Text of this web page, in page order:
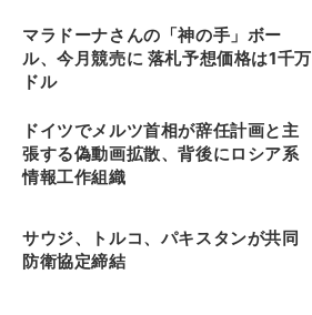
マラドーナさんの「神の手」ボー
ル、今月競売に 落札予想価格は1千万
ドル
ドイツでメルツ首相が辞任計画と主
張する偽動画拡散、背後にロシア系
情報工作組織
サウジ、トルコ、パキスタンが共同
防衛協定締結